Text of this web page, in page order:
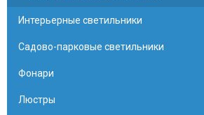
Интерьерные светильники
Садово-парковые светильники
Фонари
Люстры